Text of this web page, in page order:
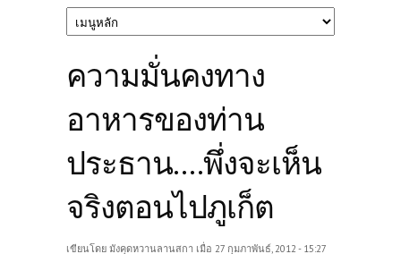
ความมั่นคงทาง
อาหารของท่าน
ประธาน....พึ่งจะเห็น
จริงตอนไปภูเก็ต
เขียนโดย มังคุดหวานลานสกา เมื่อ 27 กุมภาพันธ์, 2012 - 15:27